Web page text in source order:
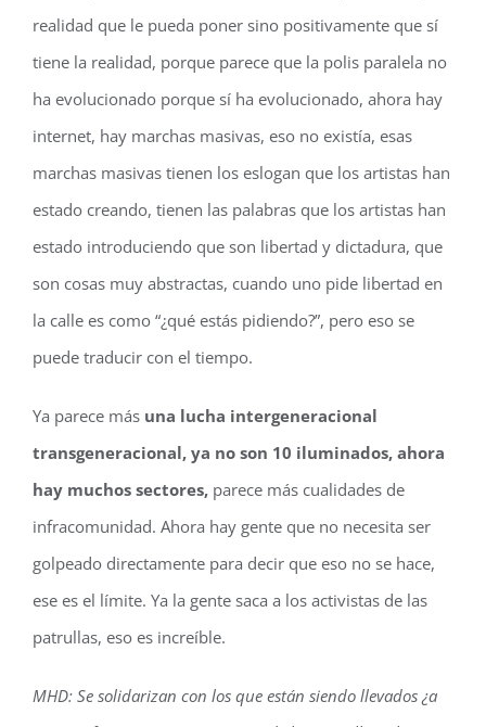
realidad que le pueda poner sino positivamente que sí
tiene la realidad, porque parece que la polis paralela no
ha evolucionado porque sí ha evolucionado, ahora hay
internet, hay marchas masivas, eso no existía, esas
marchas masivas tienen los eslogan que los artistas han
estado creando, tienen las palabras que los artistas han
estado introduciendo que son libertad y dictadura, que
son cosas muy abstractas, cuando uno pide libertad en
la calle es como “¿qué estás pidiendo?”, pero eso se
puede traducir con el tiempo.
Ya parece más una lucha intergeneracional
transgeneracional, ya no son 10 iluminados, ahora
hay muchos sectores, parece más cualidades de
infracomunidad. Ahora hay gente que no necesita ser
golpeado directamente para decir que eso no se hace,
ese es el límite. Ya la gente saca a los activistas de las
patrullas, eso es increíble.
MHD: Se solidarizan con los que están siendo llevados ¿a